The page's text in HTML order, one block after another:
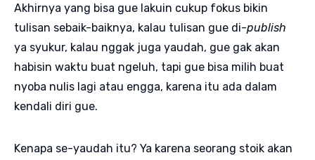
Akhirnya yang bisa gue lakuin cukup fokus bikin
tulisan sebaik-baiknya, kalau tulisan gue di-publish
ya syukur, kalau nggak juga yaudah, gue gak akan
habisin waktu buat ngeluh, tapi gue bisa milih buat
nyoba nulis lagi atau engga, karena itu ada dalam
kendali diri gue.
Kenapa se-yaudah itu? Ya karena seorang stoik akan